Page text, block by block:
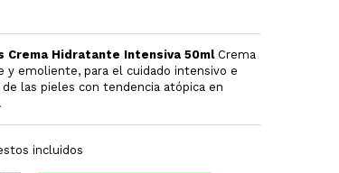
Crema Hidratante Intensiva 50mlCrema
y emoliente, para el cuidado intensivo e
las pieles con tendencia atópica en
incluidos